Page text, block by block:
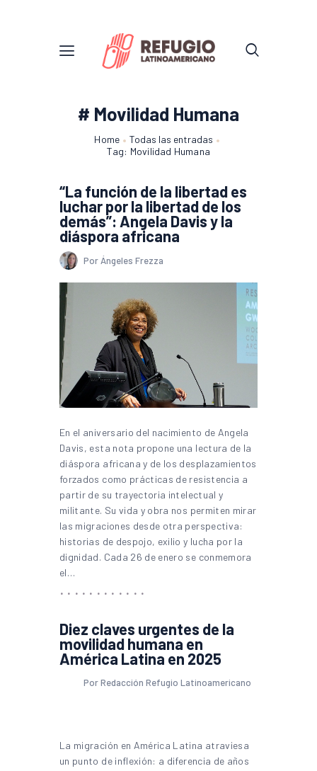
# Movilidad Humana
Home
Todas las entradas
Tag: Movilidad Humana
“La función de la libertad es
luchar por la libertad de los
demás”: Angela Davis y la
diáspora africana
Por Ángeles Frezza
En el aniversario del nacimiento de Angela
Davis, esta nota propone una lectura de la
diáspora africana y de los desplazamientos
forzados como prácticas de resistencia a
partir de su trayectoria intelectual y
militante. Su vida y obra nos permiten mirar
las migraciones desde otra perspectiva:
historias de despojo, exilio y lucha por la
dignidad. Cada 26 de enero se conmemora
el…
Diez claves urgentes de la
movilidad humana en
América Latina en 2025
Por Redacción Refugio Latinoamericano
La migración en América Latina atraviesa
un punto de inflexión: a diferencia de años